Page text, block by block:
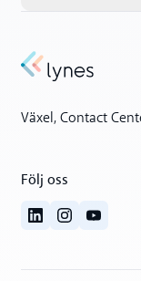
Växel, Contact
Följ oss